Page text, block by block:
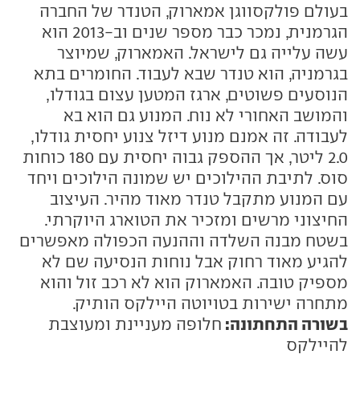
בעולם פולקסווגן אמארוק, הטנדר של החברה
הגרמנית, נמכר כבר מספר שנים וב-2013 הוא
עשה עלייה גם לישראל. האמארוק, שמיוצר
בגרמניה, הוא טנדר שבא לעבוד. החומרים בתא
הנוסעים פשוטים, ארגז המטען עצום בגודלו,
והמושב האחורי לא נוח. המנוע גם הוא בא
לעבודה. זה אמנם מנוע דיזל צנוע יחסית גודלו,
2.0 ליטר, אך ההספק גבוה יחסית עם 180 כוחות
סוס. לתיבת ההילוכים יש שמונה הילוכים ויחד
עם המנוע מתקבל טנדר מאוד מהיר. העיצוב
החיצוני מרשים ומזכיר את הטוארג היוקרתי.
בשטח מבנה השלדה וההנעה הכפולה מאפשרים
להגיע מאוד רחוק אבל נוחות הנסיעה שם לא
מספיק טובה. האמארוק הוא לא רכב זול והוא
מתחרה ישירות בטויוטה היילקס הותיק.
בשורה התחתונה: חלופה מעניינת ומעוצבת
להיילקס